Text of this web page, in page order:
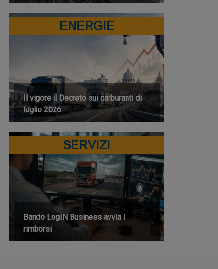
ENERGIE
Il vigore il Decreto sui carburanti di
luglio 2026
SERVIZI
Bando LogIN Business avvia i
rimborsi